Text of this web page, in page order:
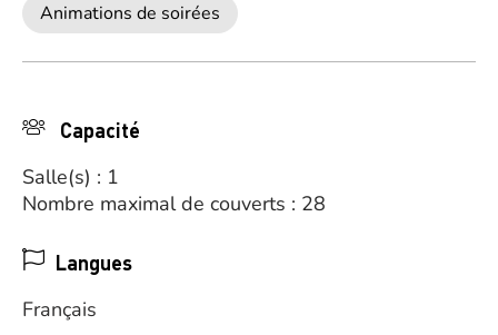
Animations de soirées
Capacité
Salle(s) : 1
Nombre maximal de couverts : 28
Langues
Français